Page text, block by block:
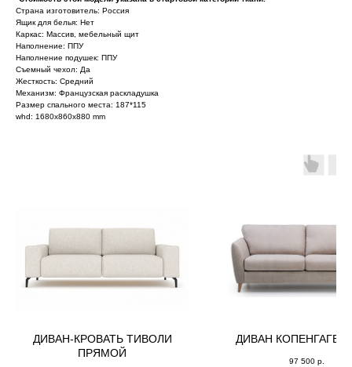
Страна изготовитель: Россия
Ящик для белья: Нет
Каркас: Массив, мебельный щит
Наполнение: ППУ
Наполнение подушек: ППУ
Съемный чехол: Да
Жесткость: Средний
Механизм: Французская раскладушка
Размер спального места: 187*115
whd: 1680x860x880 mm
ДИВАН-КРОВАТЬ ТИВОЛИ
ПРЯМОЙ
ДИВАН КОПЕНГАГЕН
97 500 р.